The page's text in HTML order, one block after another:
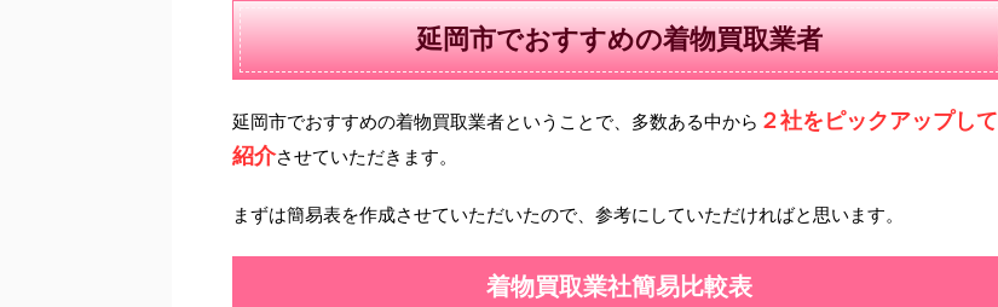
延岡市でおすすめの着物買取業者
延岡市でおすすめの着物買取業者ということで、多数ある中から ２社をピックアップして
紹介させていただきます。
まずは簡易表を作成させていただいたので、参考にしていただければと思います。
着物買取業社簡易比較表